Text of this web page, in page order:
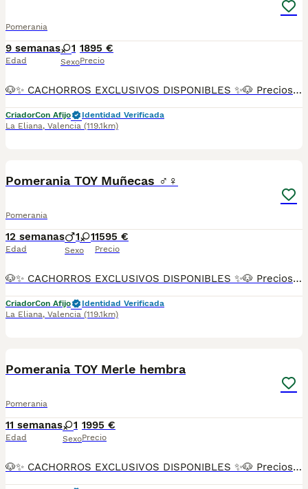
Pomerania
9 semanas
Edad
1
Sexo
1895 €
Precio
🐶✨ CACHORROS EXCLUSIVOS DISPONIBLES ✨🐶 Preciosos cachorros criados en ambiente familiar, rodeados de amor y cuidados desde el primer día ❤️ Totalmente socializados, cariñosos y acostumbrados al contacto con personas. 📦 Se entregan con todas las garantías: ✔️ Cartilla sanitaria ✔️ Vacunación al día 💉 ✔️ Desparasitación completa ✅ ✔️ Garantía vírica 😷 ✔️ Garantía congénita 👌 ✔️ Contrato de entrega ✍️ 📸 Síguenos en Instagram: @fincapaunais para ver fotos y vídeos reales ⚠️ Disponibilidad limitada ⚠️ Se reservan rápido. 📲 Contacto directo por WhatsApp: 671 454 202 Solo personas responsables
CriadorCon Afijo
Identidad Verificada
La Eliana, Valencia (119.1km)
Pomerania TOY Muñecas ♂️♀️
Pomerania
12 semanas
Edad
1 1
Sexo
1595 €
Precio
🐶✨ CACHORROS EXCLUSIVOS DISPONIBLES ✨🐶 Preciosos cachorros criados en ambiente familiar, rodeados de amor y cuidados desde el primer día ❤️ Totalmente socializados, cariñosos y acostumbrados al contacto con personas. 📦 Se entregan con todas las garantías: ✔️ Cartilla sanitaria ✔️ Vacunación al día 💉 ✔️ Desparasitación completa ✅ ✔️ Garantía vírica 😷 ✔️ Garantía congénita 👌 ✔️ Contrato de entrega ✍️ 📸 Síguenos en Instagram: @fincapaunais para ver fotos y vídeos reales ⚠️ Disponibilidad limitada ⚠️ Se reservan rápido. 📲 Contacto directo por WhatsApp: 671 454 202 Solo personas responsables
CriadorCon Afijo
Identidad Verificada
La Eliana, Valencia (119.1km)
Pomerania TOY Merle hembra
Pomerania
11 semanas
Edad
1
Sexo
1995 €
Precio
🐶✨ CACHORROS EXCLUSIVOS DISPONIBLES ✨🐶 Preciosos cachorros criados en ambiente familiar, rodeados de amor y cuidados desde el primer día ❤️ Totalmente socializados, cariñosos y acostumbrados al contacto con personas. 📦 Se entregan con todas las garantías: ✔️ Cartilla sanitaria ✔️ Vacunación al día 💉 ✔️ Desparasitación completa ✅ ✔️ Garantía vírica 😷 ✔️ Garantía congénita 👌 ✔️ Contrato de entrega ✍️ 📸 Síguenos en Instagram: @fincapaunais para ver fotos y vídeos reales ⚠️ Disponibilidad limitada ⚠️ Se reservan rápido. 📲 Contacto directo por WhatsApp: 671 454 202 Solo personas responsables